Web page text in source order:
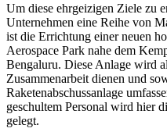
Um diese ehrgeizigen Ziele zu
Unternehmen eine Reihe von
ist die Errichtung einer neuen
Aerospace Park nahe dem
Bengaluru. Diese Anlage wird
Zusammenarbeit dienen und
Raketenabschussanlage
geschultem Personal wird hier
gelegt.